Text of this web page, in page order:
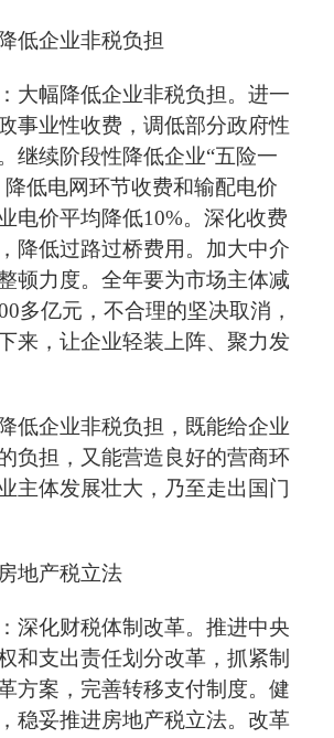
企业非税负担
幅降低企业非税负担。进一
事业性收费，调低部分政府性
继续阶段性降低企业“五险一
降低电网环节收费和输配电价
电价平均降低10%。深化收费
降低过路过桥费用。加大中介
顿力度。全年要为市场主体减
多亿元，不合理的坚决取消，
来，让企业轻装上阵、聚力发
企业非税负担，既能给企业
负担，又能营造良好的营商环
主体发展壮大，乃至走出国门
产税立法
化财税体制改革。推进中央
和支出责任划分改革，抓紧制
方案，完善转移支付制度。健
稳妥推进房地产税立法。改革